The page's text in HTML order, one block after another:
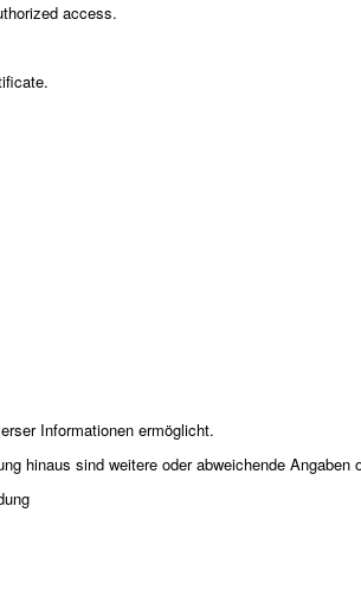
access.
Informationen ermöglicht.
hinaus sind weitere oder abweichende